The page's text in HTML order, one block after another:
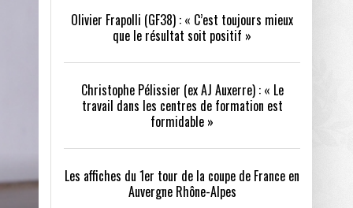
PSG – ASTON VILLA :
AVANT LE 12 AOÛT
QUI SONT LES CLUBS DE DISTRICT EXEMPTS
DU 1ER TOUR DE LA COUPE DE FRANCE EN
LAURA FOOT
Olivier Frapolli (GF38) : « C’est toujours mieux
que le résultat soit positif »
Christophe Pélissier (ex AJ Auxerre) : « Le
travail dans les centres de formation est
formidable »
Les affiches du 1er tour de la coupe de France en
Auvergne Rhône-Alpes